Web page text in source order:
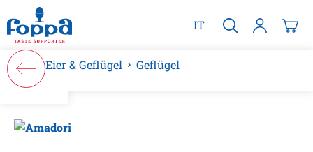
springen
IT
Eier & Geflügel Geflügel